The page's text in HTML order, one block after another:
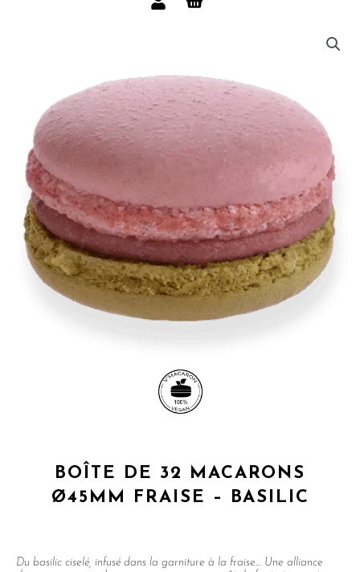
BOÎTE DE 32 MACARONS
Ø45MM FRAISE – BASILIC
Du basilic ciselé, infusé dans la garniture à la fraise… Une alliance